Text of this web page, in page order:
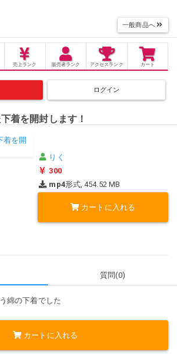
一般商品へ
売上 ランク 販売者ランク アクセス ランク カート
ログイン
着を開封します！
りく
300
mp4形式, 454.52 MB
カートに入れる
質問(0)
綿の下着でした
カートに入れる